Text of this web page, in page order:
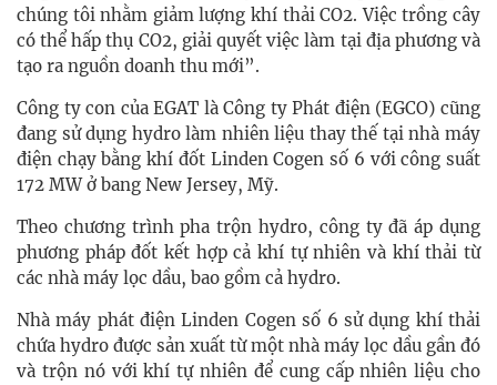
chúng tôi nhằm giảm lượng khí thải CO2. Việc trồng cây
có thể hấp thụ CO2, giải quyết việc làm tại địa phương và
tạo ra nguồn doanh thu mới”.
Công ty con của EGAT là Công ty Phát điện (EGCO) cũng
đang sử dụng hydro làm nhiên liệu thay thế tại nhà máy
điện chạy bằng khí đốt Linden Cogen số 6 với công suất
172 MW ở bang New Jersey, Mỹ.
Theo chương trình pha trộn hydro, công ty đã áp dụng
phương pháp đốt kết hợp cả khí tự nhiên và khí thải từ
các nhà máy lọc dầu, bao gồm cả hydro.
Nhà máy phát điện Linden Cogen số 6 sử dụng khí thải
chứa hydro được sản xuất từ một nhà máy lọc dầu gần đó
và trộn nó với khí tự nhiên để cung cấp nhiên liệu cho